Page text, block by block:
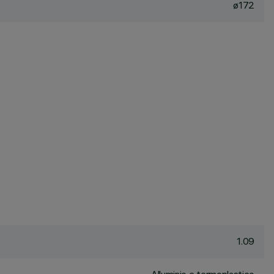
ø172
1.09